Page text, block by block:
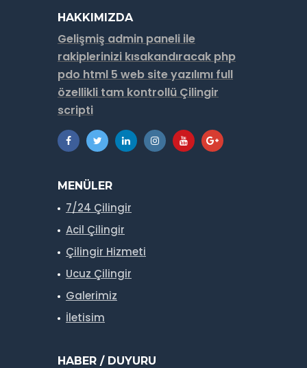
HAKKIMIZDA
Gelişmiş admin paneli ile
rakiplerinizi kısakandıracak php
pdo html 5 web site yazılımı full
özellikli tam kontrollü Çilingir
scripti
MENÜLER
7/24 Çilingir
Acil Çilingir
Çilingir Hizmeti
Ucuz Çilingir
Galerimiz
İletisim
HABER / DUYURU